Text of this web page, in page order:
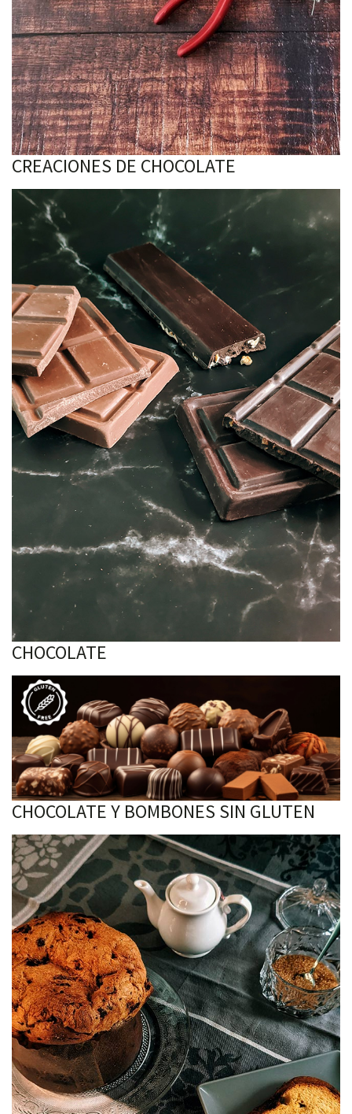
CREACIONES DE CHOCOLATE
CHOCOLATE
CHOCOLATE Y BOMBONES SIN GLUTEN